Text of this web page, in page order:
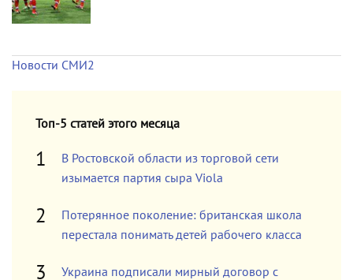
Новости СМИ2
Топ-5 статей этого месяца
В Ростовской области из торговой сети
изымается партия сыра Viola
Потерянное поколение: британская школа
перестала понимать детей рабочего класса
Украина подписали мирный договор с